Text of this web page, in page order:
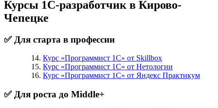
Курсы 1С-разработчик в Кирово-
Чепецке
✅ Для старта в профессии
Курс «Программист 1С» от Skillbox
Курс «Программист 1С» от Нетологии
Курс «Программист 1С» от Яндекс Практикум
✅ Для роста до Middle+